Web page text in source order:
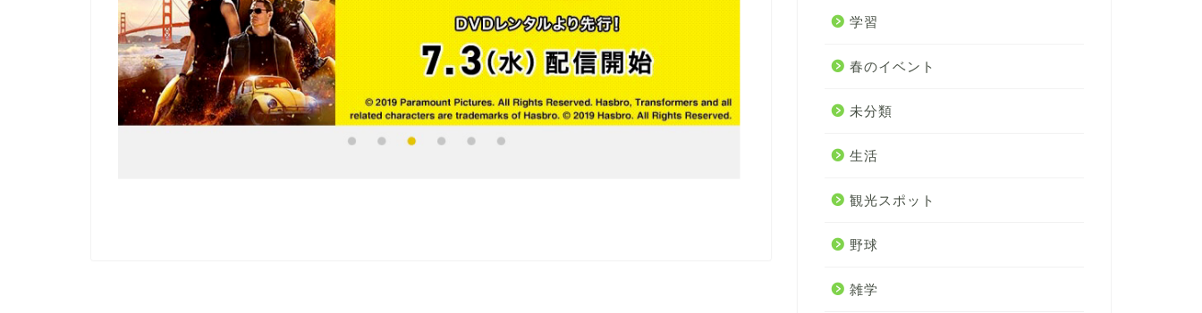
学習
春のイベント
未分類
生活
観光スポット
野球
雑学